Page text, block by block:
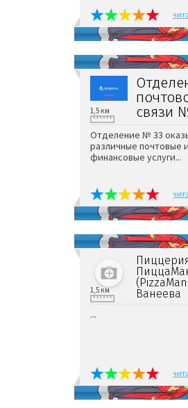
связи
1,5 км
Отделение № 33
различные почтовые и
финансовые услуги...
Ванеева
1,5 км
...